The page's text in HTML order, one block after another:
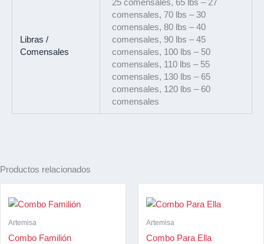
Libras /
Comensales
25 comensales, 65 lbs – 27
comensales, 70 lbs – 30
comensales, 80 lbs – 40
comensales, 90 lbs – 45
comensales, 100 lbs – 50
comensales, 110 lbs – 55
comensales, 130 lbs – 65
comensales, 120 lbs – 60
comensales
Productos relacionados
Artemisa
Combo Familión
Artemisa
Combo Para Ella